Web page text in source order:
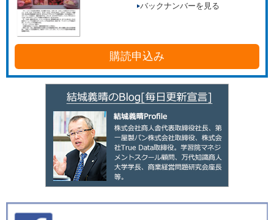
バックナンバーを見る
購読申込み